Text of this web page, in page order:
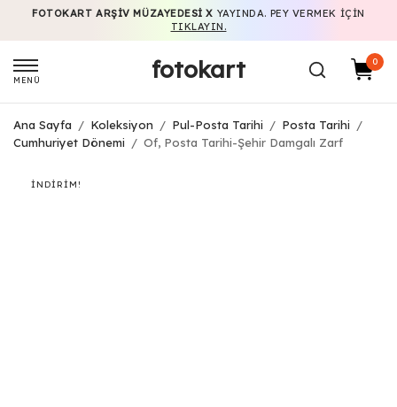
FOTOKART ARŞIV MÜZAYEDESI X YAYINDA. PEY VERMEK IÇIN
TIKLAYIN.
MENÜ fotokart 0
Ana Sayfa / Koleksiyon / Pul-Posta Tarihi / Posta Tarihi
/
Cumhuriyet Dönemi
/ Of, Posta Tarihi-Şehir Damgalı Zarf
İNDIRIM!